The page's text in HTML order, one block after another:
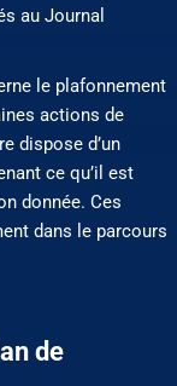
au Journal
le plafonnement
actions de
dispose d’un
ce qu’il est
donnée. Ces
dans le parcours
de